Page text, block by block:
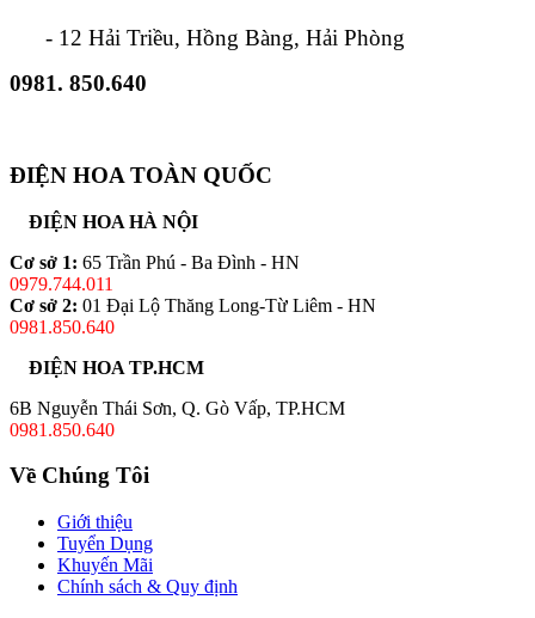
- 12 Hải Triều, Hồng Bàng, Hải Phòng
0981. 850.640
ĐIỆN HOA TOÀN QUỐC
ĐIỆN HOA HÀ NỘI
Cơ sở 1: 65 Trần Phú - Ba Đình - HN
0979.744.011
Cơ sở 2: 01 Đại Lộ Thăng Long-Từ Liêm - HN
0981.850.640
ĐIỆN HOA TP.HCM
6B Nguyễn Thái Sơn, Q. Gò Vấp, TP.HCM
0981.850.640
Về Chúng Tôi
Giới thiệu
Tuyển Dụng
Khuyến Mãi
Chính sách & Quy định